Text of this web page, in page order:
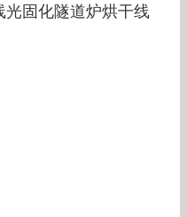
固化隧道炉烘干线